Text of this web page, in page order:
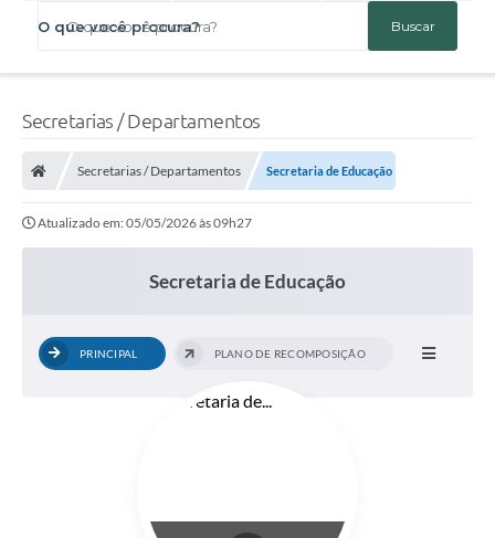
O que você procura?
Secretarias / Departamentos
Secretarias / Departamentos Secretaria de Educação
Atualizado em: 05/05/2026 às 09h27
Secretaria de Educação
PRINCIPAL PLANO DE RECOMPOSIÇÃO